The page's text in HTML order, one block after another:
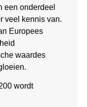
een onderdeel
veel kennis van.
Europees
waardes
wordt